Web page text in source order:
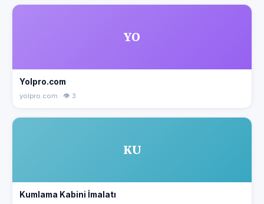
YO
Yolpro.com
yolpro.com · 👁 3
KU
Kumlama Kabini İmalatı